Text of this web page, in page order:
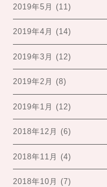
2019年5月 (11)
2019年4月 (14)
2019年3月 (12)
2019年2月 (8)
2019年1月 (12)
2018年12月 (6)
2018年11月 (4)
2018年10月 (7)